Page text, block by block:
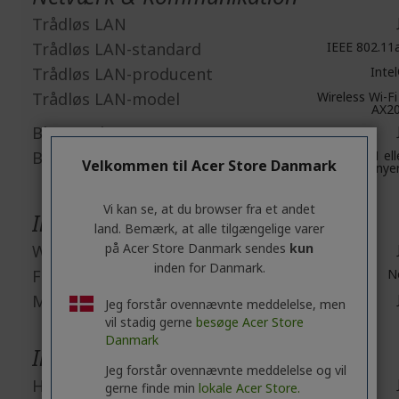
Trådløs LAN
Trådløs LAN-standard IEEE
Trådløs LAN-producent
Trådløs LAN-model Wireless Wi-
Bluetooth
Bluetooth-standard Bluetooth 5.1
Indbyggede enheder
Webcam
Fingeraftrykslæser
Mikrofon
Interfaces/Porte
HDMI
Velkommen til Acer Store Danmark
Vi kan se, at du browser fra et andet
land. Bemærk, at alle tilgængelige varer
på Acer Store Danmark sendes kun
inden for Danmark.
Jeg forstår ovennævnte meddelelse, men
vil stadig gerne besøge Acer Store
Danmark
Jeg forstår ovennævnte meddelelse og vil
gerne finde min lokale Acer Store.